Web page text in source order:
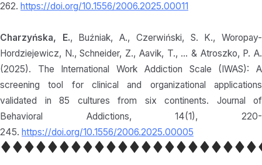
262. https://doi.org/10.1556/2006.2025.00011
Charzyńska, E., Buźniak, A., Czerwiński, S. K., Woropay-
Hordziejewicz, N., Schneider, Z., Aavik, T., … & Atroszko, P. A.
(2025). The International Work Addiction Scale (IWAS): A
screening tool for clinical and organizational applications
validated in 85 cultures from six continents. Journal of
Behavioral Addictions, 14(1), 220-
245. https://doi.org/10.1556/2006.2025.00005